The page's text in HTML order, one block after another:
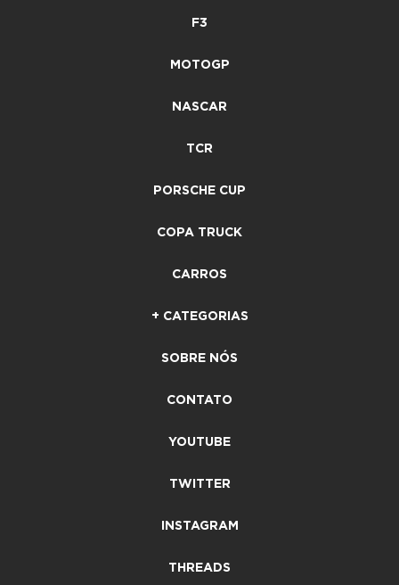
F3
MOTOGP
NASCAR
TCR
PORSCHE CUP
COPA TRUCK
CARROS
+ CATEGORIAS
SOBRE NÓS
CONTATO
YOUTUBE
TWITTER
INSTAGRAM
THREADS